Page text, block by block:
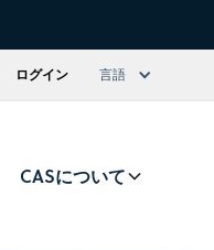
ログイン 言語
CASについて